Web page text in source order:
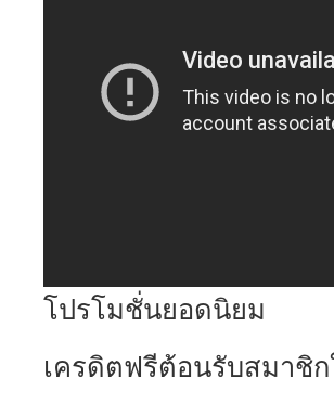
โปรโมชั่นยอดนิยม
เครดิตฟรีต้อนรับสมาชิ